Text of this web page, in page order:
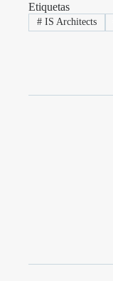
Etiquetas
#IS Architects